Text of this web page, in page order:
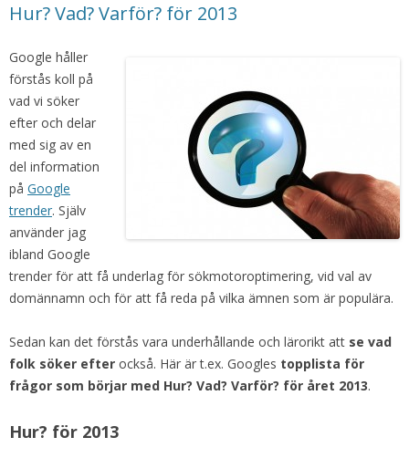
Hur? Vad? Varför? för 2013
Google håller
förstås koll på
vad vi söker
efter och delar
med sig av en
del information
på Google
trender. Själv
använder jag
ibland Google
trender för att få underlag för sökmotoroptimering, vid val av
domännamn och för att få reda på vilka ämnen som är populära.
Sedan kan det förstås vara underhållande och lärorikt att se vad
folk söker efter också. Här är t.ex. Googles topplista för
frågor som börjar med Hur? Vad? Varför? för året 2013.
Hur? för 2013